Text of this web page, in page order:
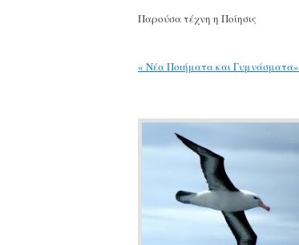
Παρούσα τέχνη η Ποίησις
« Νέα Ποιήματα και Γυμνάσματα»